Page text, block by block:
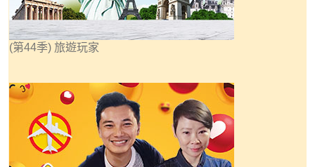
(第44季) 旅遊玩家